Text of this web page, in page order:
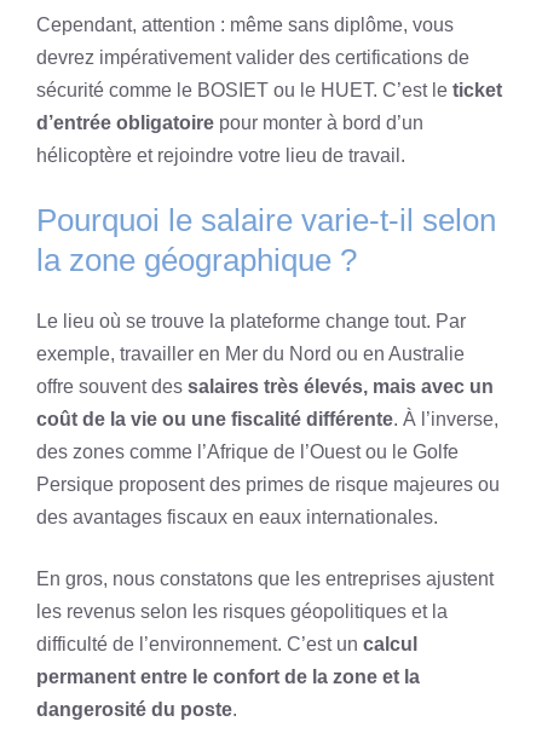
Cependant, attention : même sans diplôme, vous
devrez impérativement valider des certifications de
sécurité comme le BOSIET ou le HUET. C’est le ticket
d’entrée obligatoire pour monter à bord d’un
hélicoptère et rejoindre votre lieu de travail.
Pourquoi le salaire varie-t-il selon
la zone géographique ?
Le lieu où se trouve la plateforme change tout. Par
exemple, travailler en Mer du Nord ou en Australie
offre souvent des salaires très élevés, mais avec un
coût de la vie ou une fiscalité différente. À l’inverse,
des zones comme l’Afrique de l’Ouest ou le Golfe
Persique proposent des primes de risque majeures ou
des avantages fiscaux en eaux internationales.
En gros, nous constatons que les entreprises ajustent
les revenus selon les risques géopolitiques et la
difficulté de l’environnement. C’est un calcul
permanent entre le confort de la zone et la
dangerosité du poste.